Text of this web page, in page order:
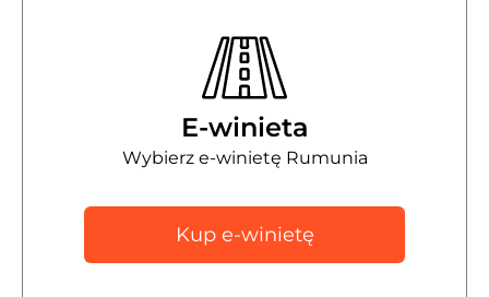
E-winieta
Wybierz e-winietę Rumunia
Kup e-winietę